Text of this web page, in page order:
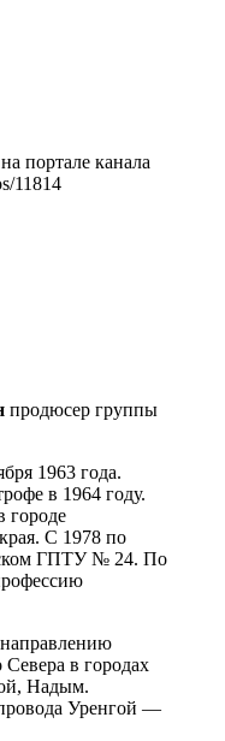
портале канала
11814
продюсер группы
1963 года.
в 1964 году.
городе
С 1978 по
ГПТУ № 24. По
в городах
Надым.
Уренгой —